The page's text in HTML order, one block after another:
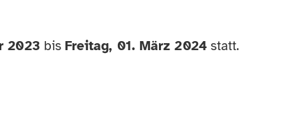
2023 bis Freitag, 01. März 2024statt.